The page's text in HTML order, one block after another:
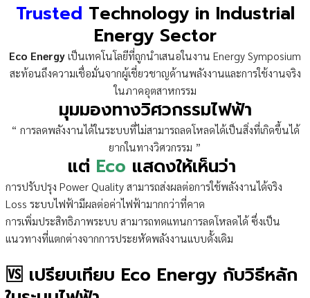
Trusted Technology in Industrial
Energy Sector
Eco Energyเป็นเทคโนโลยีที่ถูกนำเสนอในงาน Energy Symposium
สะท้อนถึงความเชื่อมั่นจากผู้เชี่ยวชาญด้านพลังงานและการใช้งานจริง
ในภาคอุตสาหกรรม
มุมมองทางวิศวกรรมไฟฟ้า
“ การลดพลังงานได้ในระบบที่ไม่สามารถลดโหลดได้เป็นสิ่งที่เกิดขึ้นได้
ยากในทางวิศวกรรม ”
แต่ Eco แสดงให้เห็นว่า
การปรับปรุง Power Quality สามารถส่งผลต่อการใช้พลังงานได้จริง
Loss ระบบไฟฟ้ามีผลต่อค่าไฟฟ้ามากกว่าที่คาด
การเพิ่มประสิทธิภาพระบบ สามารถทดแทนการลดโหลดได้ ซึ่งเป็น
แนวทางที่แตกต่างจากการประยหัดพลังงานแบบดั้งเดิม
🆚 เปรียบเทียบ Eco Energy กับวิธีหลัก